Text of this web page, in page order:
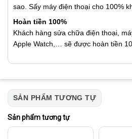
sao. Sấy máy điện thoại cho 100%
Hoàn tiền 100%
Khách hàng sửa chữa điện thoại,
Apple Watch,… sẽ được hoàn tiền
SẢN PHẨM TƯƠNG TỰ
Sản phẩm tương tự